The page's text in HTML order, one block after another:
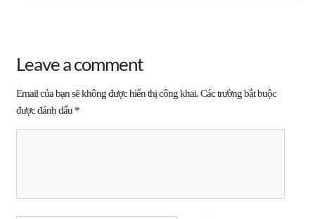
Leave a comment
Email của bạn sẽ không được hiển thị công khai.Các trường bắt buộc
được đánh dấu *